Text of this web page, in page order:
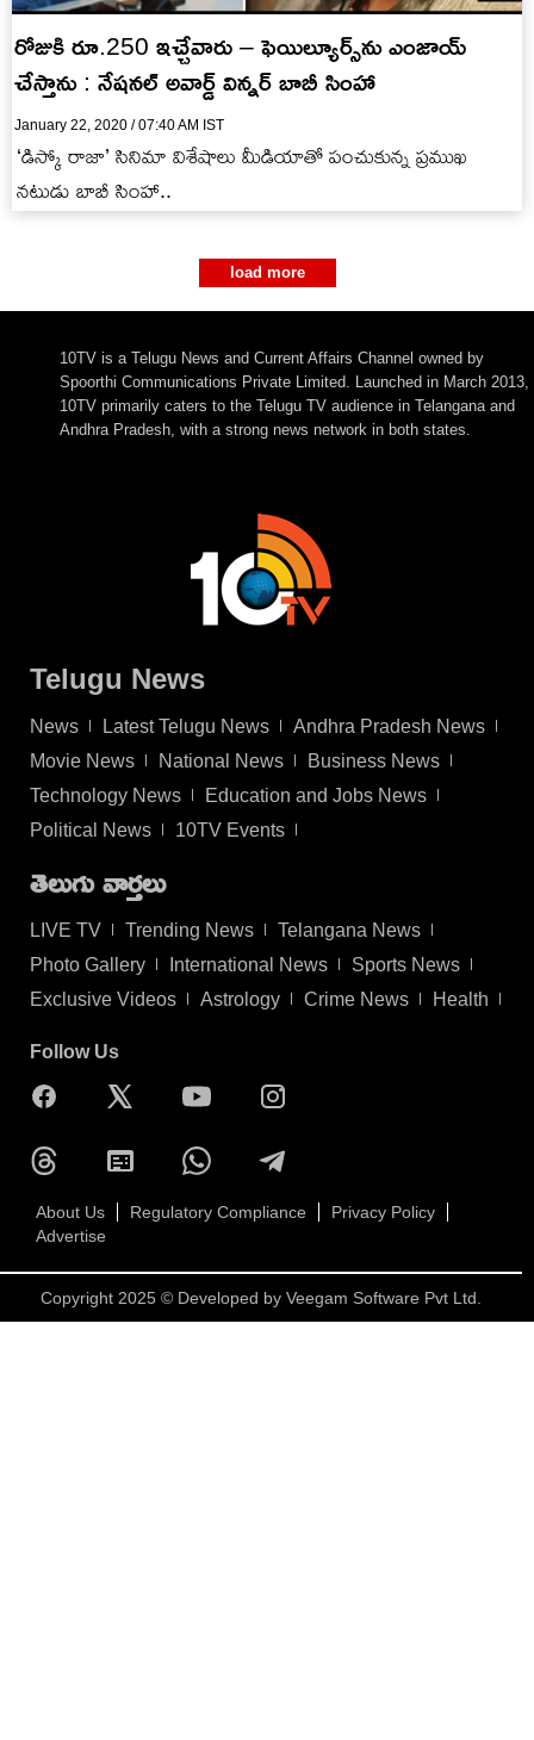
రోజుకి రూ.250 ఇచ్చేవారు – ఫెయిల్యూర్స్‌ను ఎంజాయ్
చేస్తాను : నేషనల్ అవార్డ్ విన్నర్ బాబీ సింహా
January 22, 2020 / 07:40 AM IST
‘డిస్కో రాజా’ సినిమా విశేషాలు మీడియాతో పంచుకున్న ప్రముఖ
నటుడు బాబీ సింహా..
load more
10TV is a Telugu News and Current Affairs Channel owned by
Spoorthi Communications Private Limited. Launched in March 2013,
10TV primarily caters to the Telugu TV audience in Telangana and
Andhra Pradesh, with a strong news network in both states.
Telugu News
News Latest Telugu News
Andhra Pradesh News
Movie News
National News
Business News
Technology News
Education and Jobs News
Political News
10TV Events
తెలుగు వార్తలు
LIVE TV Trending News
Telangana News
Photo Gallery
International News
Sports News
Exclusive Videos
Astrology Crime News Health
Follow Us
About Us Regulatory Compliance
Privacy Policy
Advertise
Copyright 2025 © Developed by Veegam Software Pvt Ltd.